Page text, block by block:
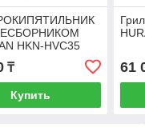
HKN-HVC35
₸
Купить
61